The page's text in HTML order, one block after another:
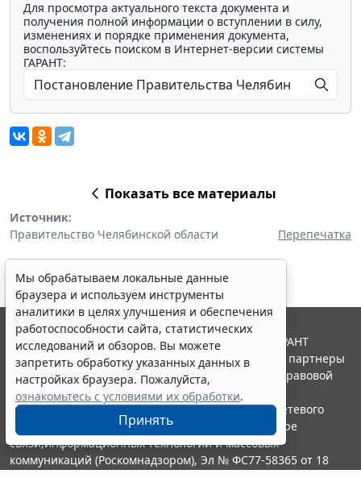
Для просмотра актуального текста документа и
получения полной информации о вступлении в силу,
изменениях и порядке применения документа,
воспользуйтесь поиском в Интернет-версии системы
ГАРАНТ:
Показать все материалы
Источник:
Правительство Челябинской области
Перепечатка
Мы обрабатываем локальные данные
браузера и используем инструменты
аналитики в целях улучшения и обеспечения
работоспособности сайта, статистических
исследований и обзоров. Вы можете
запретить обработку указанных данных в
настройках браузера. Пожалуйста,
ознакомьтесь с условиями их обработки.
Принять
© ООО "НПП "ГАРАНТ-СЕРВИС", 2026. Система ГАРАНТ
выпускается с 1990 года. Компания "Гарант" и ее партнеры
являются участниками Российской ассоциации правовой
информации ГАРАНТ.
Портал ГАРАНТ.РУ зарегистрирован в качестве сетевого
издания Федеральной службой по надзору в сфере
связи,информационных технологий и массовых
коммуникаций (Роскомнадзором), Эл № ФС77-58365 от 18